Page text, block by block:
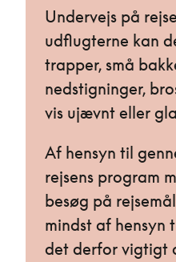
Undervejs på
udflugterne kan
trapper, små
nedstigninger,
vis ujævnt eller
Af hensyn til
rejsens program
besøg på
mindst af hensyn
det derfor vigtigt